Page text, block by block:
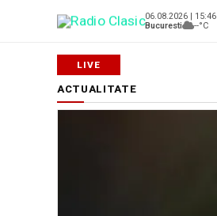
06.08.2026 | 15:46
Bucuresti
--°C
ACTUALITATE